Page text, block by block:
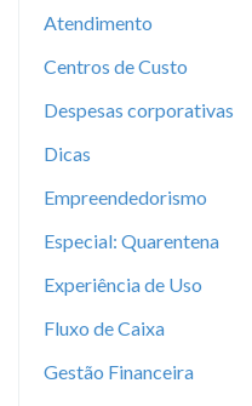
Atendimento
Centros de Custo
Despesas corporativas
Dicas
Empreendedorismo
Especial: Quarentena
Experiência de Uso
Fluxo de Caixa
Gestão Financeira